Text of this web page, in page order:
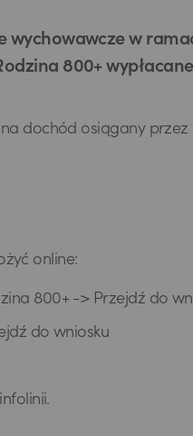
wychowawcze w
800+
dochód osiągany przez
online:
800+ -> Przejdź do
do wniosku